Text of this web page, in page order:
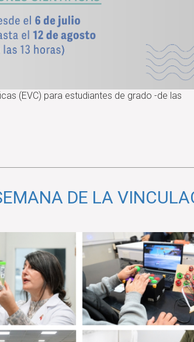
(EVC) para estudiantes de grado -de las
DE LA